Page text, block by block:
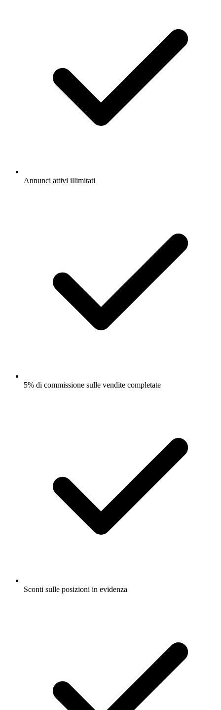
Annunci attivi illimitati
5% di commissione sulle vendite completate
Sconti sulle posizioni in evidenza